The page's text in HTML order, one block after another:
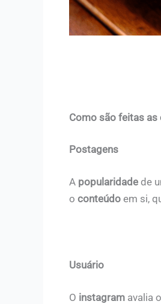
Como são feitas
Postagens
A popularidade de
o conteúdo em si,
Usuário
O instagram avalia